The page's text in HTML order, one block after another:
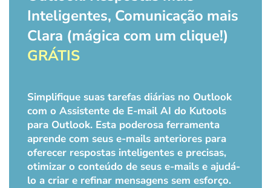
Inteligentes, Comunicação mais
Clara (mágica com um clique!)
GRÁTIS
Simplifique suas tarefas diárias no Outlook
com o Assistente de E-mail AI do Kutools
para Outlook. Esta poderosa ferramenta
aprende com seus e-mails anteriores para
oferecer respostas inteligentes e precisas,
otimizar o conteúdo de seus e-mails e ajudá-
lo a criar e refinar mensagens sem esforço.